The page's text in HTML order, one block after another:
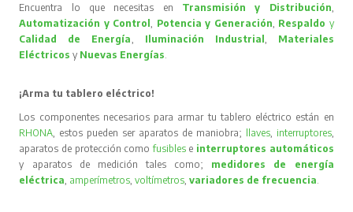
Encuentra lo que necesitas en Transmisión y Distribución
Automatización y Control
Potencia y Generación Respaldo y
Calidad de Energía
Iluminación Industrial
Materiales
Eléctricos y Nuevas Energías
¡Arma tu tablero eléctrico!
Los componentes necesarios para armar tu tablero eléctrico están en
RHONA , estos pueden ser aparatos de maniobra; llaves, interruptores,
aparatos de protección comofusibles e interruptores automáticos
y aparatos de medición tales como; medidores de energía
eléctrica amperímetros ,voltímetros ,variadores de frecuencia